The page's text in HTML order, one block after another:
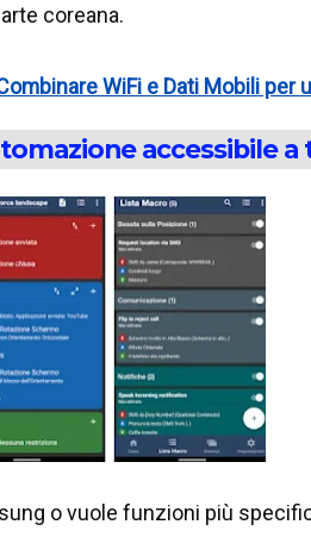
coreana.
WiFi e Dati Mobili
accessibile
o vuole funzioni più